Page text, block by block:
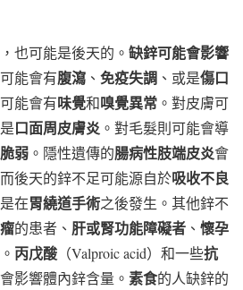
也可能是後天的。 缺鋅可能會影響
能會有腹瀉 、 免疫失調 、或是傷口
能會有味覺和嗅覺異常 。對皮膚可
口面周皮膚炎 。對毛髮則可能會導
弱 。隱性遺傳的腸病性肢端皮炎會
後天的鋅不足可能源自於吸收不良
在胃繞道手術之後發生。其他鋅不
的患者、 肝或腎功能障礙者 、 懷孕
丙戊酸 （Valproic acid）和一些抗
影響體內鋅含量。 素食的人缺鋅的